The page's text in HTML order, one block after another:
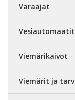
Varaajat
Vesiautomaatit
Viemärikaivot
Viemärit ja